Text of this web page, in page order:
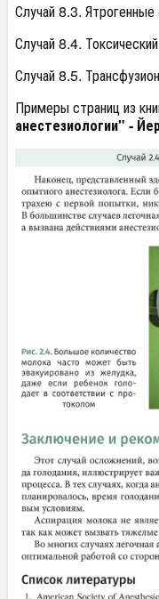
Случай 8.3.
Случай 8.4.
Случай 8.5.
Примеры страниц из
анестезиологии" -